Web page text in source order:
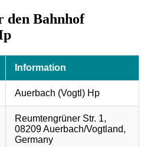
den Bahnhof
Information
Auerbach (Vogtl) Hp
Reumtengrüner Str. 1,
08209 Auerbach/Vogtland,
Germany